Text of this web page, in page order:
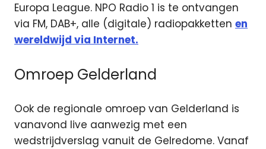
Europa League. NPO Radio 1 is te ontvangen
via FM, DAB+, alle (digitale) radiopakketten en
wereldwijd via Internet.
Omroep Gelderland
Ook de regionale omroep van Gelderland is
vanavond live aanwezig met een
wedstrijdverslag vanuit de Gelredome. Vanaf